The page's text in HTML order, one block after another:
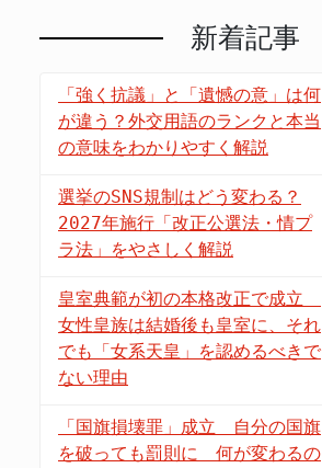
新着記事
「強く抗議」と「遺憾の意」は何
が違う？外交用語のランクと本当
の意味をわかりやすく解説
選挙のSNS規制はどう変わる？
2027年施行「改正公選法・情プ
ラ法」をやさしく解説
皇室典範が初の本格改正で成立
女性皇族は結婚後も皇室に、それ
でも「女系天皇」を認めるべきで
ない理由
「国旗損壊罪」成立 自分の国旗
を破っても罰則に 何が変わるの